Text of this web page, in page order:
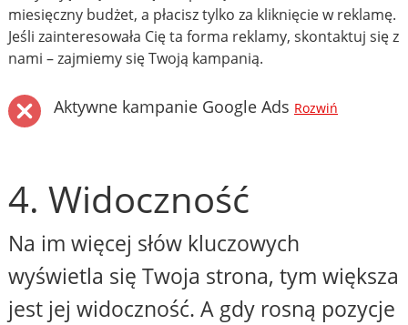
miesięczny budżet, a płacisz tylko za kliknięcie w reklamę.
Jeśli zainteresowała Cię ta forma reklamy, skontaktuj się z
nami – zajmiemy się Twoją kampanią.
Aktywne kampanie Google Ads Rozwiń
4. Widoczność
Na im więcej słów kluczowych
wyświetla się Twoja strona, tym większa
jest jej widoczność. A gdy rosną pozycje